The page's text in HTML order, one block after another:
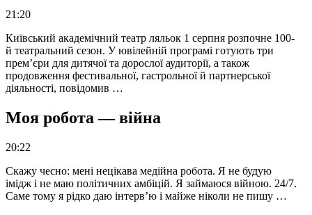
21:20
Київський академічний театр ляльок 1 серпня розпочне 100-
й театральний сезон. У ювілейній програмі готують три
прем’єри для дитячої та дорослої аудиторії, а також
продовження фестивальної, гастрольної й партнерської
діяльності, повідомив …
Моя робота — війна
20:22
Скажу чесно: мені нецікава медійна робота. Я не будую
імідж і не маю політичних амбіцій. Я займаюся війною. 24/7.
Саме тому я рідко даю інтерв’ю і майже ніколи не пишу …